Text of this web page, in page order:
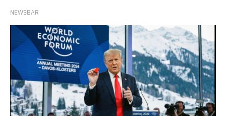
NEWSBAR